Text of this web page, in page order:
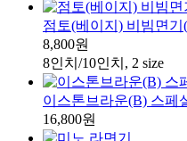
점토(베이지) 비빔면기
8,800원
8인치/10인치, 2 size
이스톤브라운(B) 스페
16,800원